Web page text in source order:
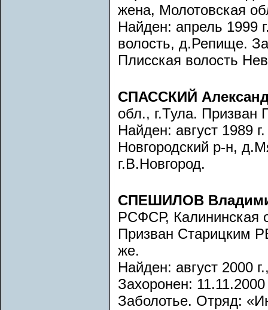
жена, Молотовская
Найден: апрель 1999
волость, д.Репище.
Плисская волость
СПАССКИЙ
обл., г.Тула. Призван
Найден: август 1989
Новгородский р-н,
г.В.Новгород.
СПЕШИЛОВ
РСФСР, Калининская
Призван Старицким
же.
Найден: август 2000
Захоронен:
Заболотье. Отряд: